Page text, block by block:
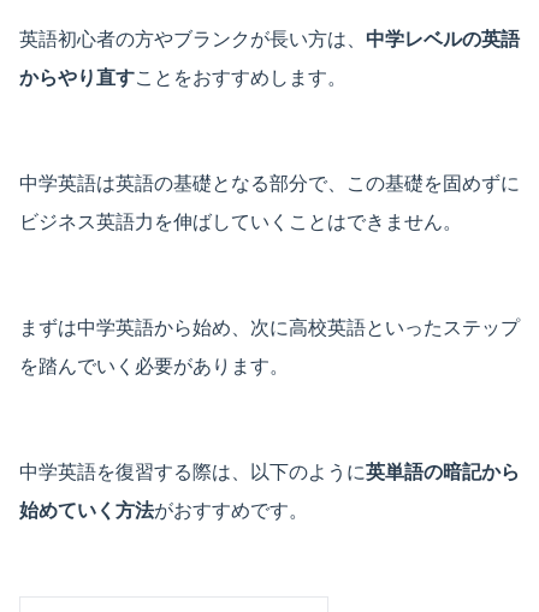
英語初心者の方やブランクが長い方は、 中学レベルの英語
からやり直すことをおすすめします。
中学英語は英語の基礎となる部分で、この基礎を固めずに
ビジネス英語力を伸ばしていくことはできません。
まずは中学英語から始め、次に高校英語といったステップ
を踏んでいく必要があります。
中学英語を復習する際は、以下のように英単語の暗記から
始めていく方法がおすすめです。